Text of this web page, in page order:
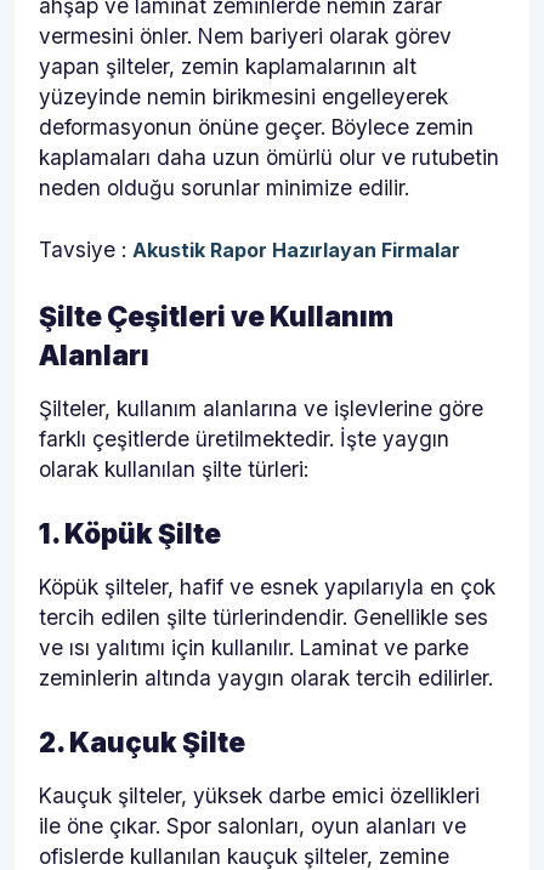
ahşap ve laminat zeminlerde nemin zarar
vermesini önler. Nem bariyeri olarak görev
yapan şilteler, zemin kaplamalarının alt
yüzeyinde nemin birikmesini engelleyerek
deformasyonun önüne geçer. Böylece zemin
kaplamaları daha uzun ömürlü olur ve rutubetin
neden olduğu sorunlar minimize edilir.
Tavsiye : Akustik Rapor Hazırlayan Firmalar
Şilte Çeşitleri ve Kullanım
Alanları
Şilteler, kullanım alanlarına ve işlevlerine göre
farklı çeşitlerde üretilmektedir. İşte yaygın
olarak kullanılan şilte türleri:
1. Köpük Şilte
Köpük şilteler, hafif ve esnek yapılarıyla en çok
tercih edilen şilte türlerindendir. Genellikle ses
ve ısı yalıtımı için kullanılır. Laminat ve parke
zeminlerin altında yaygın olarak tercih edilirler.
2. Kauçuk Şilte
Kauçuk şilteler, yüksek darbe emici özellikleri
ile öne çıkar. Spor salonları, oyun alanları ve
ofislerde kullanılan kauçuk şilteler, zemine